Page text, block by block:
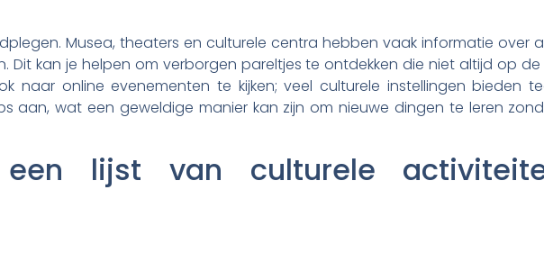
Musea, theaters en culturele centra hebben vaak informatie over
Dit kan je helpen om verborgen pareltjes te ontdekken die niet altijd op
naar online evenementen te kijken; veel culturele instellingen bieden
aan, wat een geweldige manier kan zijn om nieuwe dingen te leren
lijst van culturele